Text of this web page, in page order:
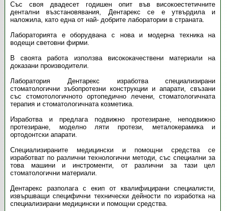
Със своя двадесет годишен опит във високоестетичните
дентални възстановявания, Дентарекс се е утвърдила и
наложила, като една от най- добрите лаборатории в страната.
Лабораторията е оборудвана с нова и модерна техника на
водещи световни фирми.
В своята работа използва висококачествени материали на
доказани производители.
Лаборатория Дентарекс изработва специализирани
стоматологични зъбопротезни конструкции и апарати, свъзани
със стомотологичното ортопедично лечени, стоматологичната
терапия и стоматологичната козметика.
Изработва и предлага подвижно протезиране, неподвижно
протезиране, моделно ляти протези, металокерамика и
ортодонтски апарати.
Специализираните медицински и помощни средства се
изработват по различни технологични методи, със специални за
това машини и инстроменти, от различни за тази цел
стоматологични материали.
Дентарекс разполага с екип от квалифицирани специалисти,
извършващи специфични технически дейности по изработка на
специализирани медицински и помощни средства.